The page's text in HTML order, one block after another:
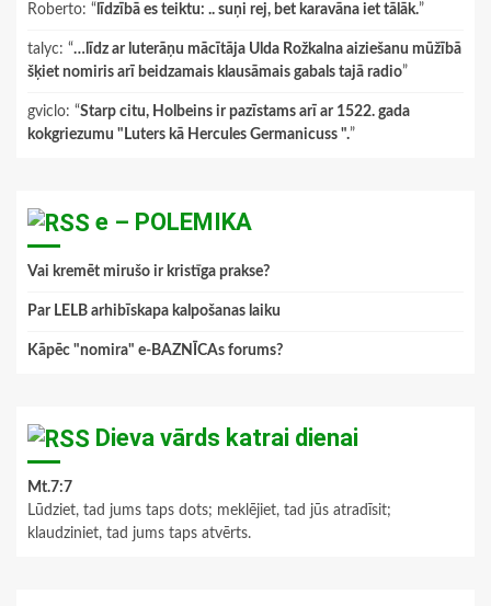
Roberto: “ līdzībā es teiktu: .. suņi rej, bet karavāna iet tālāk.”
talyc: “…līdz ar luterāņu mācītāja Ulda Rožkalna aiziešanu mūžībā
šķiet nomiris arī beidzamais klausāmais gabals tajā radio”
gviclo: “Starp citu, Holbeins ir pazīstams arī ar 1522. gada
kokgriezumu "Luters kā Hercules Germanicuss ".”
e – POLEMIKA
Vai kremēt mirušo ir kristīga prakse?
Par LELB arhibīskapa kalpošanas laiku
Kāpēc "nomira" e-BAZNĪCAs forums?
Dieva vārds katrai dienai
Mt.7:7
Lūdziet, tad jums taps dots; meklējiet, tad jūs atradīsit;
klaudziniet, tad jums taps atvērts.